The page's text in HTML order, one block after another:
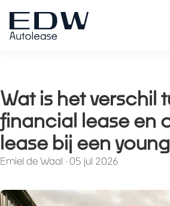
Wat is het verschil
financial lease en
lease bij een
Emiel de Waal · 05 jul 2026